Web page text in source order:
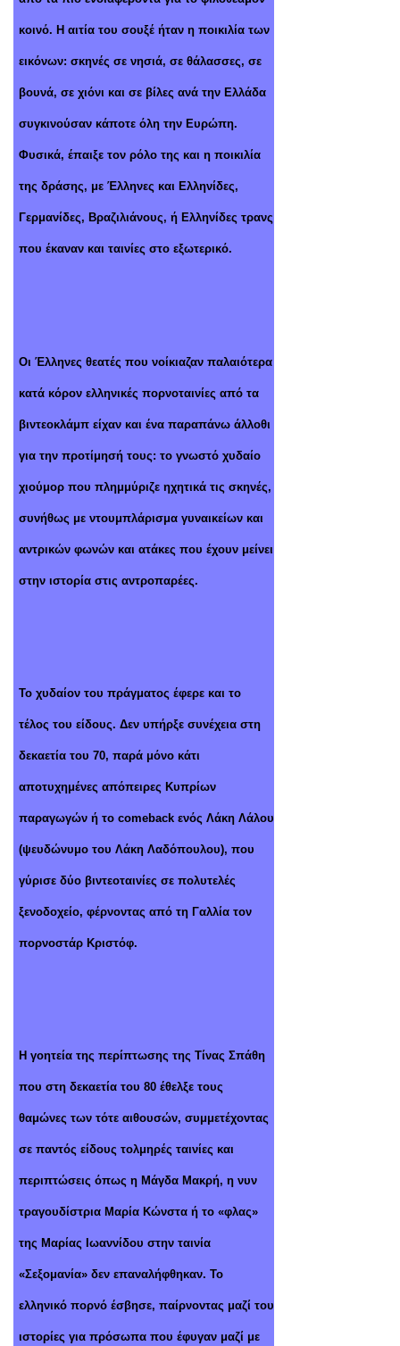
κοινό. Η αιτία του σουξέ ήταν η ποικιλία των
εικόνων: σκηνές σε νησιά, σε θάλασσες, σε
βουνά, σε χιόνι και σε βίλες ανά την Ελλάδα
συγκινούσαν κάποτε όλη την Ευρώπη.
Φυσικά, έπαιξε τον ρόλο της και η ποικιλία
της δράσης, με Έλληνες και Eλληνίδες,
Γερμανίδες, Βραζιλιάνους, ή Ελληνίδες τρανς
που έκαναν και ταινίες στο εξωτερικό.
Οι Έλληνες θεατές που νοίκιαζαν παλαιότερα
κατά κόρον ελληνικές πορνοταινίες από τα
βιντεοκλάμπ είχαν και ένα παραπάνω άλλοθι
για την προτίμησή τους: το γνωστό χυδαίο
χιούμορ που πλημμύριζε ηχητικά τις σκηνές,
συνήθως με ντουμπλάρισμα γυναικείων και
αντρικών φωνών και ατάκες που έχουν μείνει
στην ιστορία στις αντροπαρέες.
Το χυδαίον του πράγματος έφερε και το
τέλος του είδους. Δεν υπήρξε συνέχεια στη
δεκαετία του 70, παρά μόνο κάτι
αποτυχημένες απόπειρες Κυπρίων
παραγωγών ή το comeback ενός Λάκη Λάλου
(ψευδώνυμο του Λάκη Λαδόπουλου), που
γύρισε δύο βιντεοταινίες σε πολυτελές
ξενοδοχείο, φέρνοντας από τη Γαλλία τον
πορνοστάρ Κριστόφ.
Η γοητεία της περίπτωσης της Τίνας Σπάθη
που στη δεκαετία του 80 έθελξε τους
θαμώνες των τότε αιθουσών, συμμετέχοντας
σε παντός είδους τολμηρές ταινίες και
περιπτώσεις όπως η Μάγδα Μακρή, η νυν
τραγουδίστρια Μαρία Κώνστα ή το «φλας»
της Μαρίας Ιωαννίδου στην ταινία
«Σεξομανία» δεν επαναλήφθηκαν. Το
ελληνικό πορνό έσβησε, παίρνοντας μαζί του
ιστορίες για πρόσωπα που έφυγαν μαζί με